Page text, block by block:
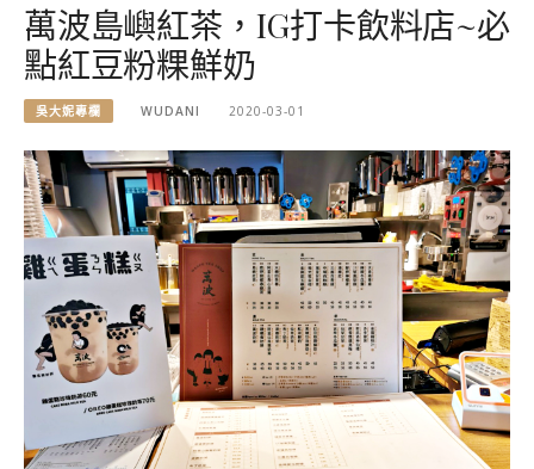
萬波島嶼紅茶，IG打卡飲料店~必
點紅豆粉粿鮮奶
吳大妮專欄 WUDANI 2020-03-01